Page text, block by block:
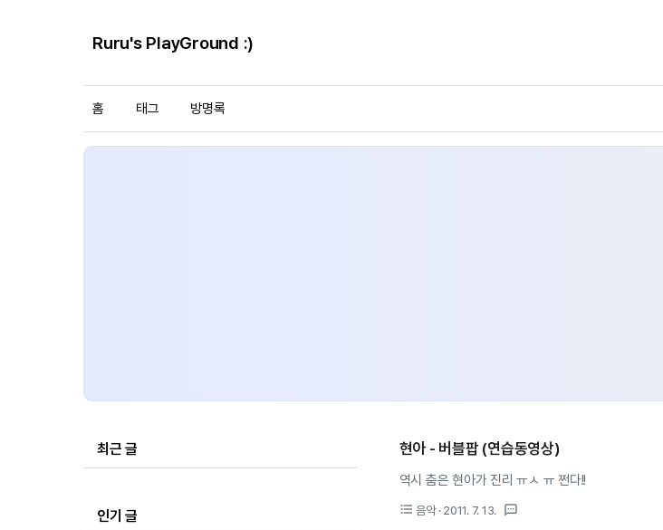
Ruru's PlayGround :)
홈 태그 방명록
현아 - 버블팝 (연습동영상)
역시 춤은 현아가 진리 ㅠㅅ ㅠ 쩐다!!
format_list_bulleted 음악 · 2011. 7. 13. textsms
최근 글
인기 글